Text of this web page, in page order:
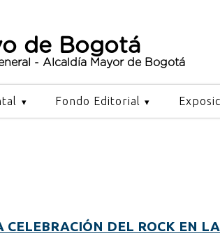
de Bogotá
- Alcaldía Mayor de Bogotá
Fondo Editorial
DEL ROCK EN